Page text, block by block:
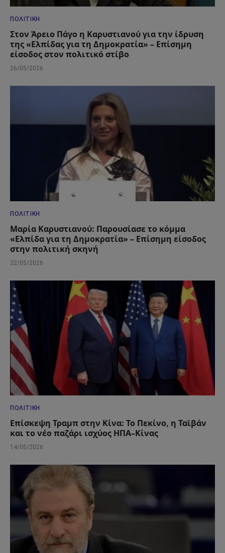
ΠΟΛΙΤΙΚΉ
Στον Άρειο Πάγο η Καρυστιανού για την ίδρυση
της «Ελπίδας για τη Δημοκρατία» – Επίσημη
είσοδος στον πολιτικό στίβο
26/05/2026
ΠΟΛΙΤΙΚΉ
Μαρία Καρυστιανού: Παρουσίασε το κόμμα
«Ελπίδα για τη Δημοκρατία» – Επίσημη είσοδος
στην πολιτική σκηνή
22/05/2026
ΠΟΛΙΤΙΚΉ
Επίσκεψη Τραμπ στην Κίνα: Το Πεκίνο, η Ταϊβάν
και το νέο παζάρι ισχύος ΗΠΑ–Κίνας
14/05/2026